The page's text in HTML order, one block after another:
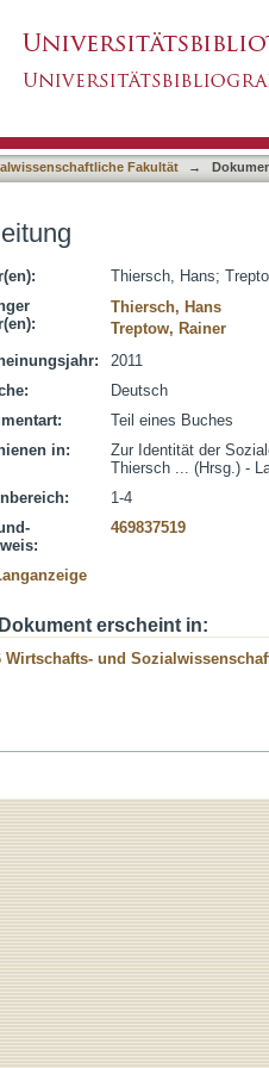
Fakultät →
Thiersch, Hans;
Thiersch, Hans
Treptow, Rainer
2011
Deutsch
Teil eines Buches
in:
Zur Identität der
Thiersch ... (Hrsg.) -
1-4
469837519
erscheint in:
Wirtschafts- und